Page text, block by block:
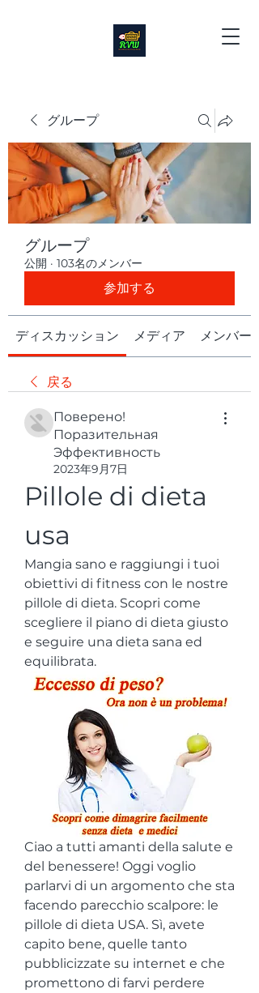
グループ
グループ
公開 · 103名のメンバー
参加する
ディスカッション メディア メンバー
戻る
Поверено!
Поразительная
Эффективность
2023年9月7日
Pillole di dieta
usa
Mangia sano e raggiungi i tuoi
obiettivi di fitness con le nostre
pillole di dieta. Scopri come
scegliere il piano di dieta giusto
e seguire una dieta sana ed
equilibrata.
Ciao a tutti amanti della salute e
del benessere! Oggi voglio
parlarvi di un argomento che sta
facendo parecchio scalpore: le
pillole di dieta USA. Sì, avete
capito bene, quelle tanto
pubblicizzate su internet e che
promettono di farvi perdere